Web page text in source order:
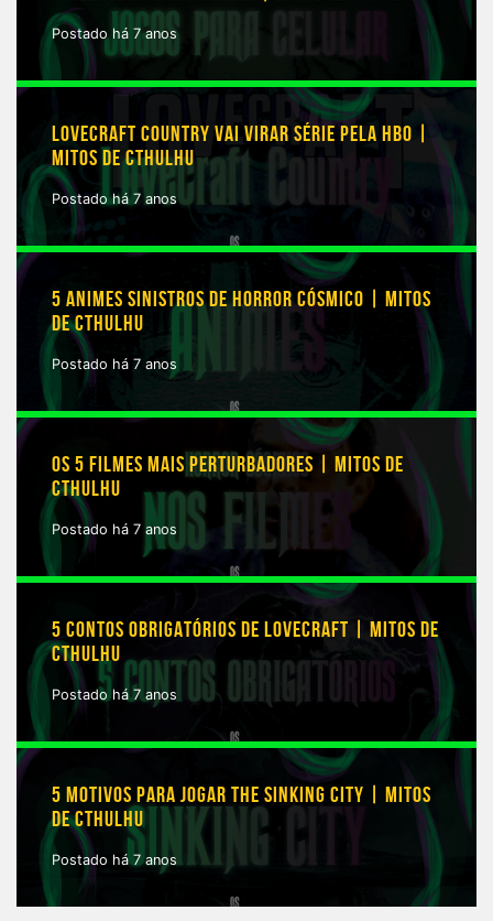
Postado há 7 anos
LOVECRAFT COUNTRY VAI VIRAR SÉRIE PELA HBO |
MITOS DE CTHULHU
Postado há 7 anos
5 ANIMES SINISTROS DE HORROR CÓSMICO | MITOS
DE CTHULHU
Postado há 7 anos
OS 5 FILMES MAIS PERTURBADORES | MITOS DE
CTHULHU
Postado há 7 anos
5 CONTOS OBRIGATÓRIOS DE LOVECRAFT | MITOS DE
CTHULHU
Postado há 7 anos
5 MOTIVOS PARA JOGAR THE SINKING CITY | MITOS
DE CTHULHU
Postado há 7 anos